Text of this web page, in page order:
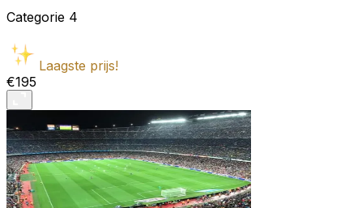
Categorie 4
Laagste prijs!
€195